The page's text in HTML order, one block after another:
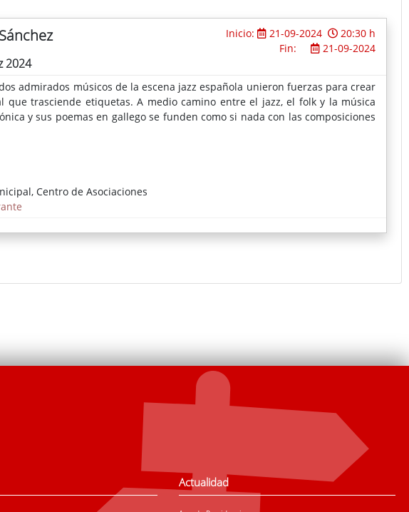
Inicio: 21-09-2024
20:30 h
Fin:
21-09-2024
2024
admirados músicos de la escena jazz española unieron fuerzas para crear
que trasciende etiquetas. A medio camino entre el jazz, el folk y la música
y sus poemas en gallego se funden como si nada con las composiciones
Centro de Asociaciones
Actualidad